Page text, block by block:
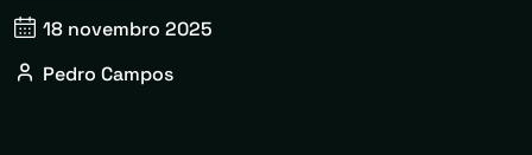
18 novembro 2025
Pedro Campos